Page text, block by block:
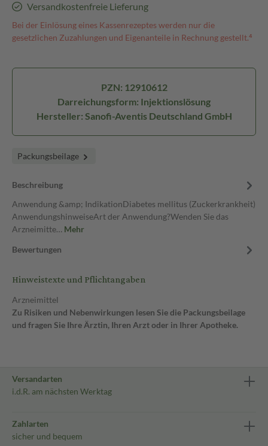
Versandkostenfreie Lieferung
Bei der Einlösung eines Kassenrezeptes werden nur die
gesetzlichen Zuzahlungen und Eigenanteile in Rechnung gestellt.⁴
PZN: 12910612
Darreichungsform: Injektionslösung
Hersteller: Sanofi-Aventis Deutschland GmbH
Packungsbeilage
Beschreibung
Anwendung &amp; IndikationDiabetes mellitus (Zuckerkrankheit)
AnwendungshinweiseArt der Anwendung?Wenden Sie das
Arzneimitte… Mehr
Bewertungen
Hinweistexte und Pflichtangaben
Arzneimittel
Zu Risiken und Nebenwirkungen lesen Sie die Packungsbeilage
und fragen Sie Ihre Ärztin, Ihren Arzt oder in Ihrer Apotheke.
Versandarten
i.d.R. am nächsten Werktag
Zahlarten
sicher und bequem